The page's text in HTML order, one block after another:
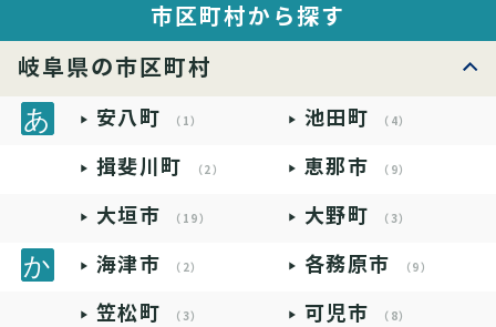
市区町村から探す
岐阜県の市区町村
安八町 （1） 池田町 （4）
揖斐川町 （2） 恵那市 （9）
大垣市 （19） 大野町 （3）
海津市 （2） 各務原市 （9）
笠松町 （3） 可児市 （8）